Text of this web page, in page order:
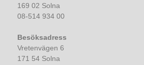
169 02 Solna
08-514 934 00
Besöksadress
Vretenvägen 6
171 54 Solna